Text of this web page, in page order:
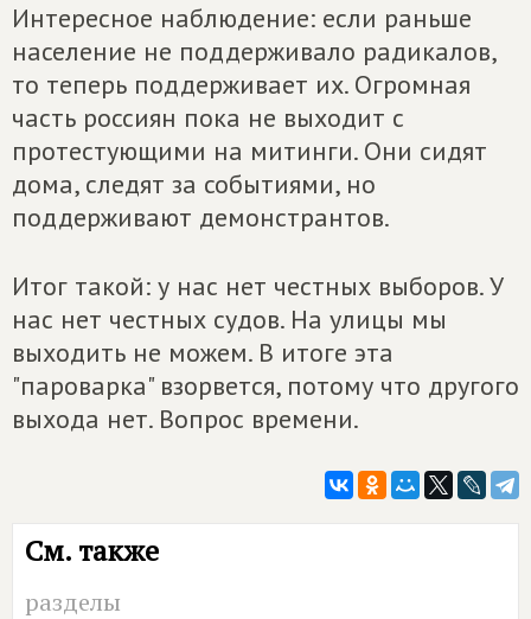
Интересное наблюдение: если раньше
население не поддерживало радикалов,
то теперь поддерживает их. Огромная
часть россиян пока не выходит с
протестующими на митинги. Они сидят
дома, следят за событиями, но
поддерживают демонстрантов.
Итог такой: у нас нет честных выборов. У
нас нет честных судов. На улицы мы
выходить не можем. В итоге эта
"пароварка" взорвется, потому что другого
выхода нет. Вопрос времени.
См. также
разделы